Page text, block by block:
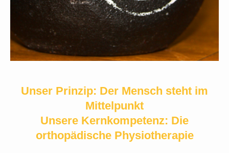
Unser Prinzip: Der Mensch steht im
Mittelpunkt
Unsere Kernkompetenz: Die
orthopädische Physiotherapie